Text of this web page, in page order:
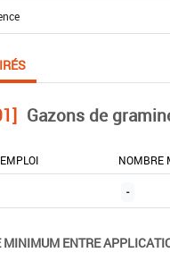
Gazons de
NOMBRE
-
MINIMUM ENTRE